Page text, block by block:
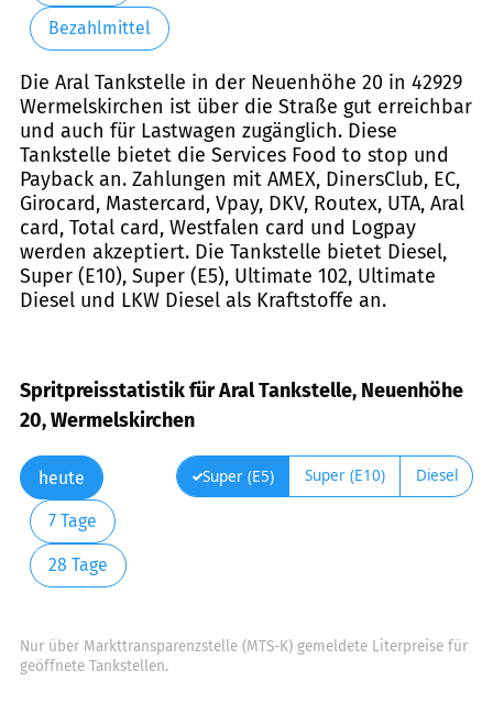
Bezahlmittel
Die Aral Tankstelle in der Neuenhöhe 20 in 42929
Wermelskirchen ist über die Straße gut erreichbar
und auch für Lastwagen zugänglich. Diese
Tankstelle bietet die Services Food to stop und
Payback an. Zahlungen mit AMEX, DinersClub, EC,
Girocard, Mastercard, Vpay, DKV, Routex, UTA, Aral
card, Total card, Westfalen card und Logpay
werden akzeptiert. Die Tankstelle bietet Diesel,
Super (E10), Super (E5), Ultimate 102, Ultimate
Diesel und LKW Diesel als Kraftstoffe an.
Spritpreisstatistik für Aral Tankstelle, Neuenhöhe
20, Wermelskirchen
heute
7 Tage
28 Tage
Super (E5) Super (E10) Diesel
Nur über Markttransparenzstelle (MTS-K) gemeldete Literpreise für
geöffnete Tankstellen.